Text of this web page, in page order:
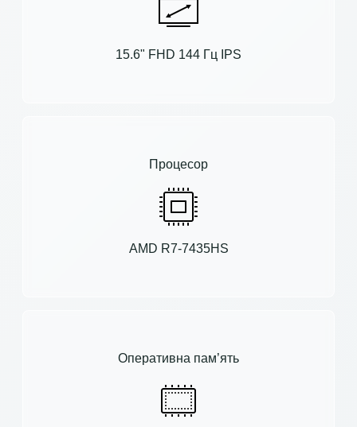
15.6" FHD 144 Гц IPS
Процесор
AMD R7-7435HS
Оперативна пам’ять